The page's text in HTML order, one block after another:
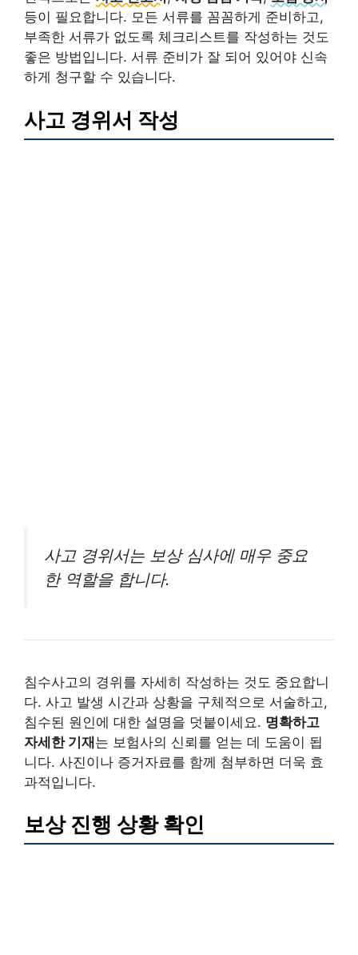
등이 필요합니다. 모든 서류를 꼼꼼하게 준비하고,
부족한 서류가 없도록 체크리스트를 작성하는 것도
좋은 방법입니다. 서류 준비가 잘 되어 있어야 신속
하게 청구할 수 있습니다.
사고 경위서 작성
사고 경위서는 보상 심사에 매우 중요
한 역할을 합니다.
침수사고의 경위를 자세히 작성하는 것도 중요합니
다. 사고 발생 시간과 상황을 구체적으로 서술하고,
침수된 원인에 대한 설명을 덧붙이세요. 명확하고
자세한 기재는 보험사의 신뢰를 얻는 데 도움이 됩
니다. 사진이나 증거자료를 함께 첨부하면 더욱 효
과적입니다.
보상 진행 상황 확인